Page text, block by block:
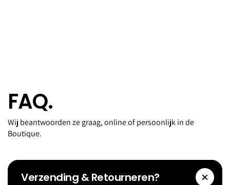
FAQ.
Wij beantwoorden ze graag, online of persoonlijk in de
Boutique.
Verzending & Retourneren?